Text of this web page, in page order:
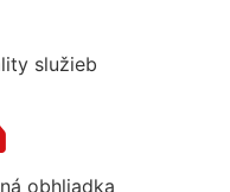
služieb
obhliadka